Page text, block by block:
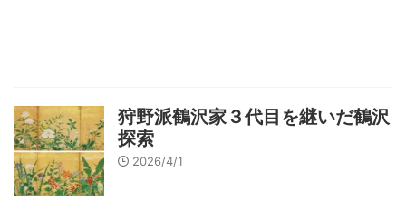
狩野派鶴沢家３代目を継いだ鶴沢
探索
2026/4/1